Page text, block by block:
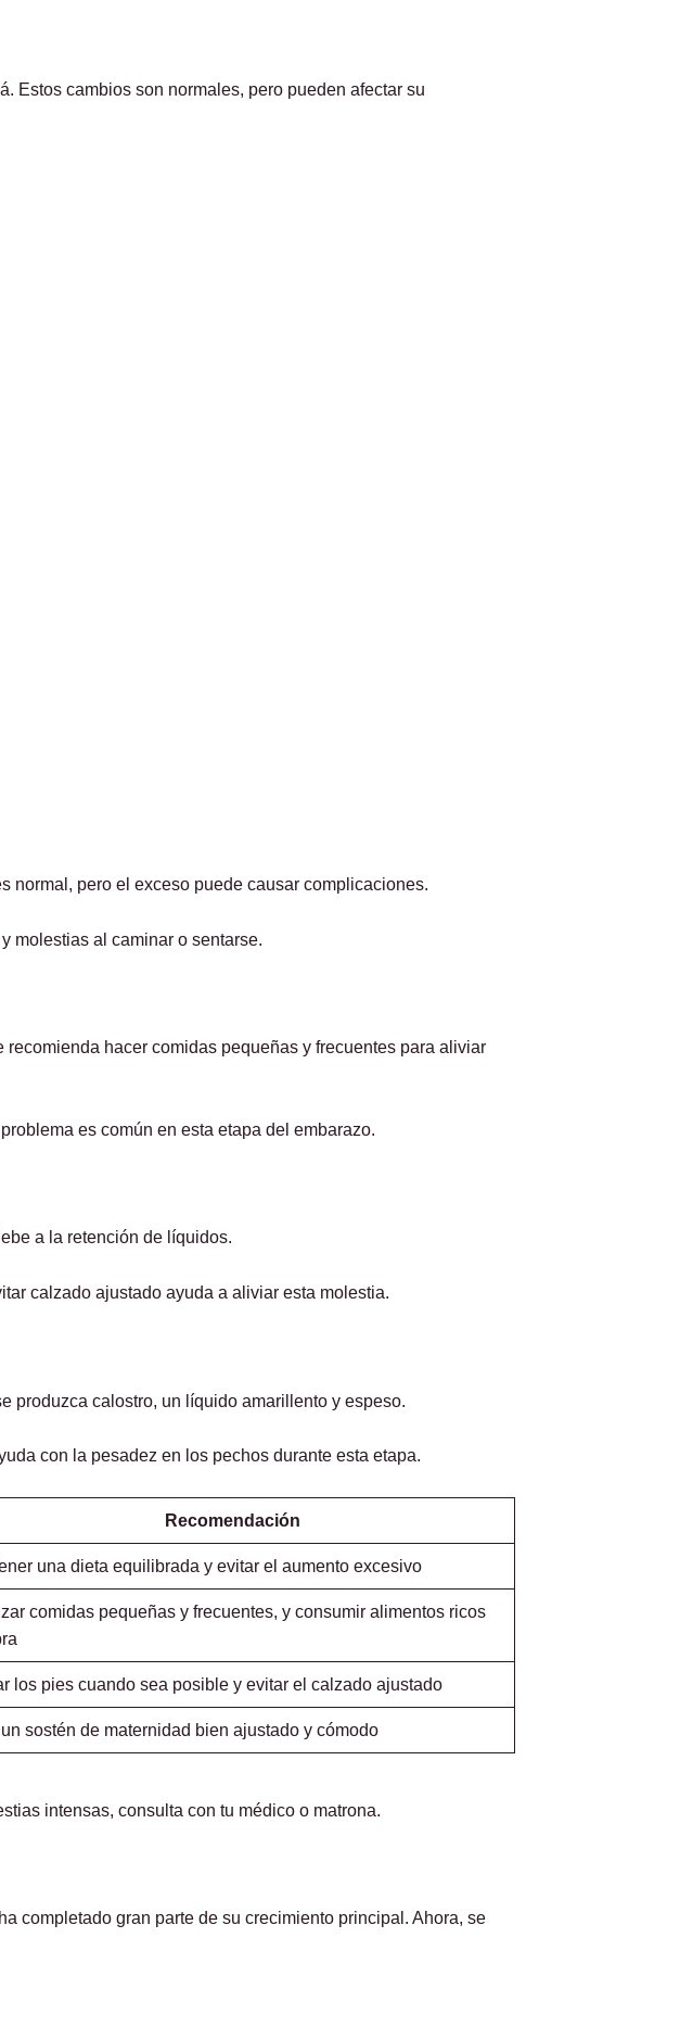
Estos cambios son normales, pero pueden afectar su
normal, pero el exceso puede causar complicaciones.
molestias al caminar o sentarse.
hacer comidas pequeñas y frecuentes para aliviar
es común en esta etapa del embarazo.
a la retención de líquidos.
calzado ajustado ayuda a aliviar esta molestia.
produzca calostro, un líquido amarillento y espeso.
con la pesadez en los pechos durante esta etapa.
Recomendación
una dieta equilibrada y evitar el aumento excesivo
comidas pequeñas y frecuentes, y consumir alimentos ricos
los pies cuando sea posible y evitar el calzado ajustado
sostén de maternidad bien ajustado y cómodo
intensas, consulta con tu médico o matrona.
completado gran parte de su crecimiento principal. Ahora, se